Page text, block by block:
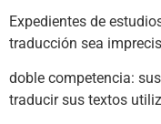
Expedientes de
traducción sea
doble competencia: sus
traducir sus textos